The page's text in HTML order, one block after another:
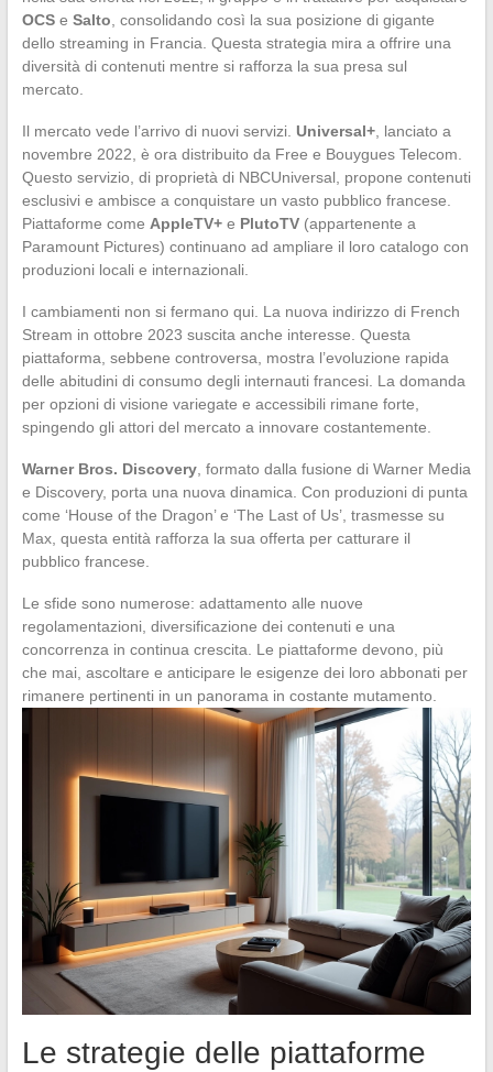
OCSe Salto , consolidando così la sua posizione di gigante
dello streaming in Francia. Questa strategia mira a offrire una
diversità di contenuti mentre si rafforza la sua presa sul
mercato.
Il mercato vede l’arrivo di nuovi servizi. Universal+, lanciato a
novembre 2022, è ora distribuito da Free e Bouygues Telecom.
Questo servizio, di proprietà di NBCUniversal, propone contenuti
esclusivi e ambisce a conquistare un vasto pubblico francese.
Piattaforme come AppleTV+e PlutoTV(appartenente a
Paramount Pictures) continuano ad ampliare il loro catalogo con
produzioni locali e internazionali.
I cambiamenti non si fermano qui. La nuova indirizzo di French
Stream in ottobre 2023 suscita anche interesse. Questa
piattaforma, sebbene controversa, mostra l’evoluzione rapida
delle abitudini di consumo degli internauti francesi. La domanda
per opzioni di visione variegate e accessibili rimane forte,
spingendo gli attori del mercato a innovare costantemente.
Warner Bros. Discovery, formato dalla fusione di Warner Media
e Discovery, porta una nuova dinamica. Con produzioni di punta
come ‘House of the Dragon’ e ‘The Last of Us’, trasmesse su
Max, questa entità rafforza la sua offerta per catturare il
pubblico francese.
Le sfide sono numerose: adattamento alle nuove
regolamentazioni, diversificazione dei contenuti e una
concorrenza in continua crescita. Le piattaforme devono, più
che mai, ascoltare e anticipare le esigenze dei loro abbonati per
rimanere pertinenti in un panorama in costante mutamento.
Le strategie delle piattaforme